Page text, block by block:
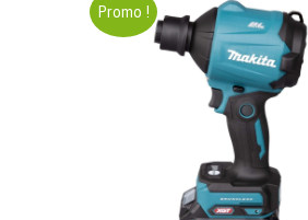
Promo !